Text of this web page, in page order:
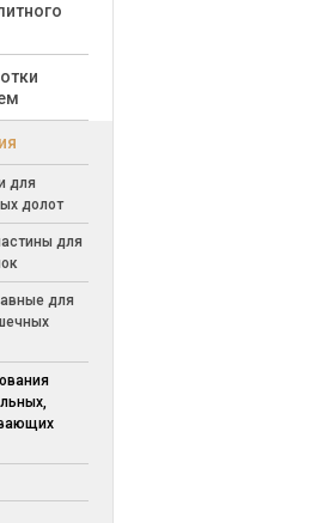
для
долот
для
для